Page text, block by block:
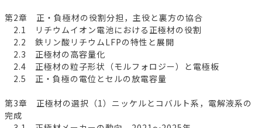
第2章 正・負極材の役割分担，主役と裏方の協合
2.1 リチウムイオン電池における正極材の役割
2.2 鉄リン酸リチウムLFPの特性と展開
2.3 正極材の高容量化
2.4 正極材の粒子形状（モルフォロジー）と電極板
2.5 正・負極の電位とセルの放電容量
第3章 正極材の選択（1）ニッケルとコバルト系，電解液系の
完成